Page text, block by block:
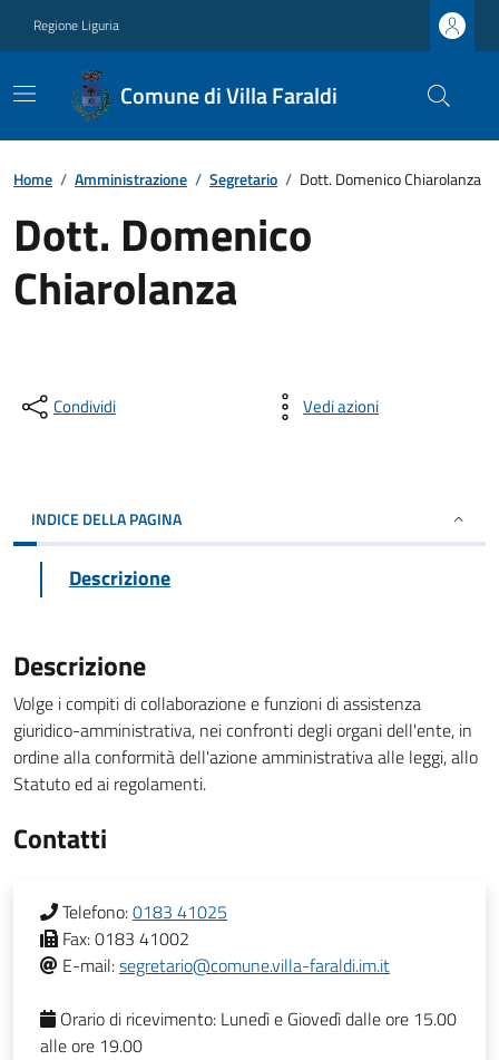
Regione Liguria
Comune di Villa Faraldi
Home / Amministrazione / Segretario / Dott. Domenico Chiarolanza
Dott. Domenico
Chiarolanza
Condividi Vedi azioni
INDICE DELLA PAGINA
Descrizione
Descrizione
Volge i compiti di collaborazione e funzioni di assistenza
giuridico-amministrativa, nei confronti degli organi dell'ente, in
ordine alla conformità dell'azione amministrativa alle leggi, allo
Statuto ed ai regolamenti.
Contatti
Telefono:0183 41025
Fax:0183 41002
E-mail:segretario@comune.villa-faraldi.im.it
Orario di ricevimento: Lunedì e Giovedì dalle ore 15.00
alle ore 19.00